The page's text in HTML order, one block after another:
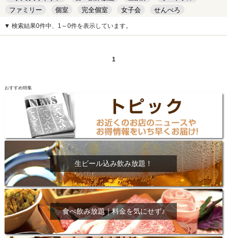
ファミリー
個室 完全個室 女子会
せんべろ
キッズルーム
安い デート
▼ 検索結果0件中、1～0件を表示しています。
1
おすすめ特集
生ビール込み飲み放題！
食べ飲み放題｜料金を気にせず♪